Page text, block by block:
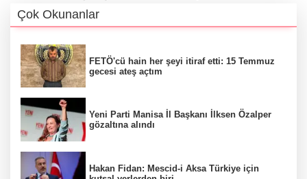
Çok Okunanlar
FETÖ'cü hain her şeyi itiraf etti: 15 Temmuz
gecesi ateş açtım
Yeni Parti Manisa İl Başkanı İlksen Özalper
gözaltına alındı
Hakan Fidan: Mescid-i Aksa Türkiye için